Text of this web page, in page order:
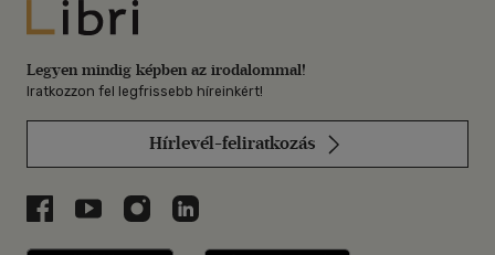
Libri
Legyen mindig képben az irodalommal!
Iratkozzon fel legfrissebb híreinkért!
Hírlevél-feliratkozás
Libri a Facebookon
Libri a Youtube-on
Libri az Instagramon
Libri a LinkedInen